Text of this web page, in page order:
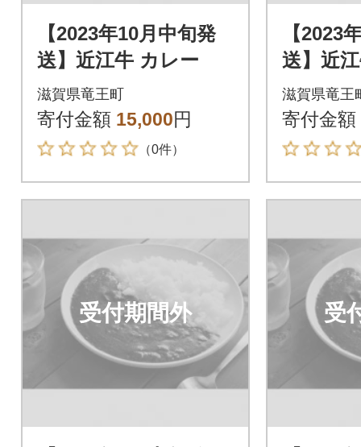
【2023年10月中旬発
送】近江牛 カレー
滋賀県竜王町
寄付金額 15,000円
（0件）
【2023
送】近
滋賀県竜王
寄付金額
受付期間外 受